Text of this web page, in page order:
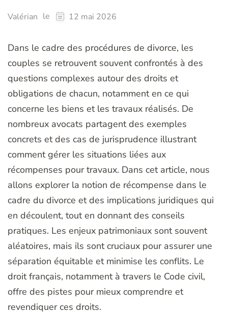
Valérian le 12 mai 2026
Dans le cadre des procédures de divorce, les
couples se retrouvent souvent confrontés à des
questions complexes autour des droits et
obligations de chacun, notamment en ce qui
concerne les biens et les travaux réalisés. De
nombreux avocats partagent des exemples
concrets et des cas de jurisprudence illustrant
comment gérer les situations liées aux
récompenses pour travaux. Dans cet article, nous
allons explorer la notion de récompense dans le
cadre du divorce et des implications juridiques qui
en découlent, tout en donnant des conseils
pratiques. Les enjeux patrimoniaux sont souvent
aléatoires, mais ils sont cruciaux pour assurer une
séparation équitable et minimise les conflits. Le
droit français, notamment à travers le Code civil,
offre des pistes pour mieux comprendre et
revendiquer ces droits.